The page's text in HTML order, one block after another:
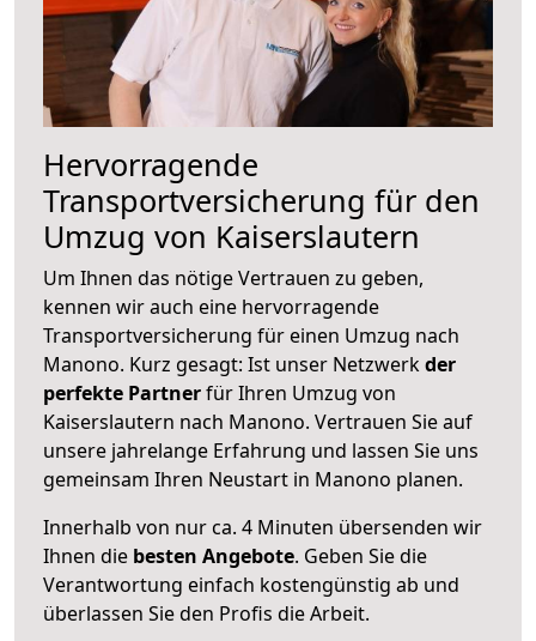
Hervorragende
Transportversicherung für den
Umzug von Kaiserslautern
Um Ihnen das nötige Vertrauen zu geben,
kennen wir auch eine hervorragende
Transportversicherung für einen Umzug nach
Manono. Kurz gesagt: Ist unser Netzwerkder
perfekte Partnerfür Ihren Umzug von
Kaiserslautern nach Manono. Vertrauen Sie auf
unsere jahrelange Erfahrung und lassen Sie uns
gemeinsam Ihren Neustart in Manono planen.
Innerhalb von nur ca. 4 Minuten übersenden wir
Ihnen die besten Angebote. Geben Sie die
Verantwortung einfach kostengünstig ab und
überlassen Sie den Profis die Arbeit.